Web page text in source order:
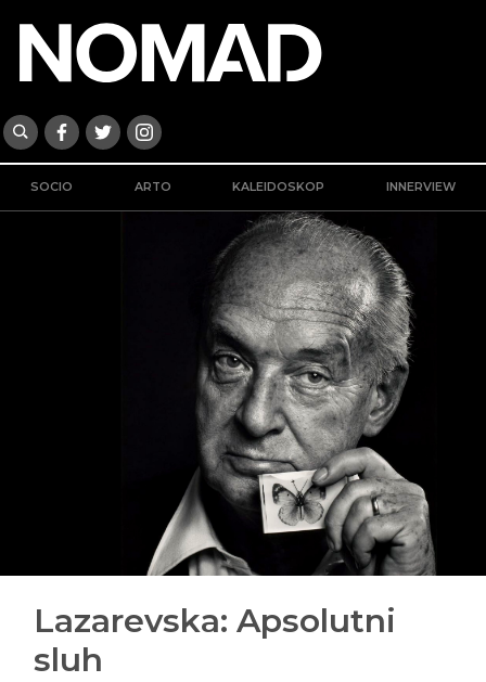
SOCIO ARTO KALEIDOSKOP INNERVIEW
Lazarevska: Apsolutni
sluh